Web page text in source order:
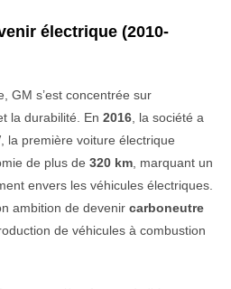
électrique (2010-
GM s’est concentrée sur
la durabilité. En 2016, la société a
, la première voiture électrique
de plus de 320 km, marquant un
envers les véhicules électriques.
ambition de devenir carboneutre
de véhicules à combustion